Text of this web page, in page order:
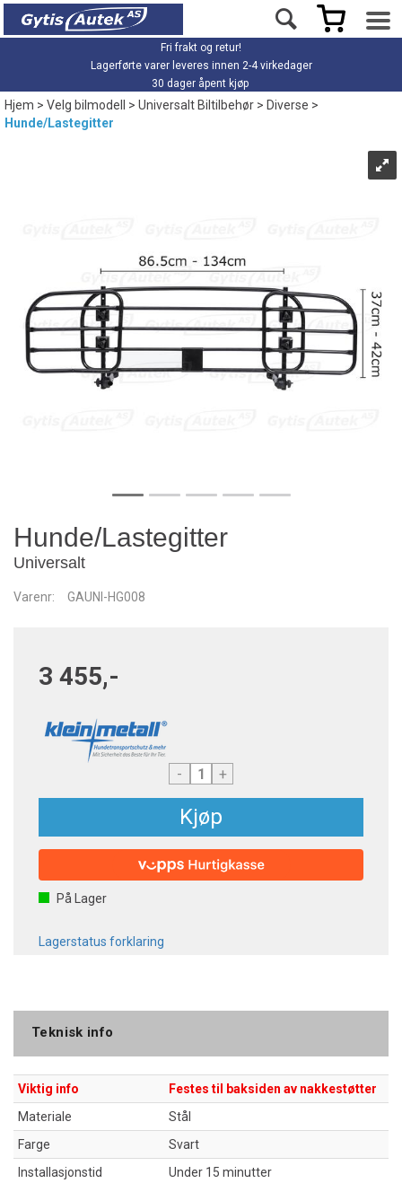
Fri frakt og retur!
Lagerførte varer leveres innen 2-4 virkedager
30 dager åpent kjøp
Hjem>Velg bilmodell >Universalt Biltilbehør>Diverse>
Hunde/Lastegitter
Hunde/Lastegitter
Universalt
Varenr: GAUNI-HG008
3 455,-
- +
Kjøp
På Lager
Lagerstatus forklaring
Teknisk info
Viktig info
Festes til baksiden av nakkestøtter
Materiale
Stål
Farge
Svart
Installasjonstid
Under 15 minutter